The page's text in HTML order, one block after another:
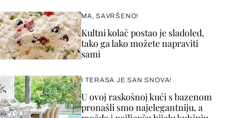
MA, SAVRŠENO!
Kultni kolač postao je sladoled,
tako ga lako možete napraviti
sami
I TERASA JE SAN SNOVA!
U ovoj raskošnoj kući s bazenom
pronašli smo najelegantniju, a